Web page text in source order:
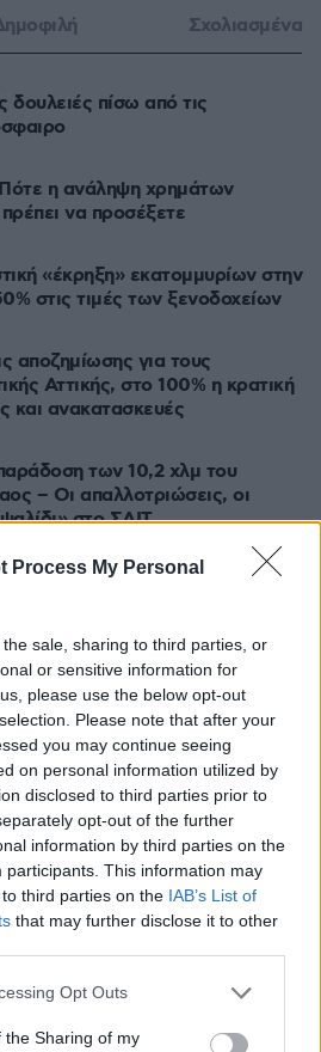
Process My Personal
sale, sharing to third parties, or
or sensitive information for
please use the below opt-out
Please note that after your
you may continue seeing
on personal information utilized by
disclosed to third parties prior to
opt-out of the further
information by third parties on the
participants. This information may
third parties on the IAB’s List of
that may further disclose it to other
app uses one or more Google
usage behaviour. You may click to
Opt Outs
the Sharing of my
Σχολιασμένα
δουλειές πίσω από τις
η ανάληψη χρημάτων
να προσέξετε
«έκρηξη» εκατομμυρίων στην
στις τιμές των ξενοδοχείων
αποζημίωσης για τους
Αττικής, στο 100% η κρατική
και ανακατασκευές
των 10,2 χλμ του
– Οι απαλλοτριώσεις, οι
στο ΣΔΙΤ
η αποστολή η αποστολή του
για τους «ραλίστες» οδηγούς
στη Ρωσία: 456
η Μόσχα, νεκροί σε δύο
στους περισσότερους
διασημοτήτων που μας εμπνέουν